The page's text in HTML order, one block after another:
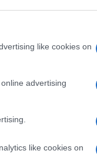
like cookies on
advertising
like cookies on